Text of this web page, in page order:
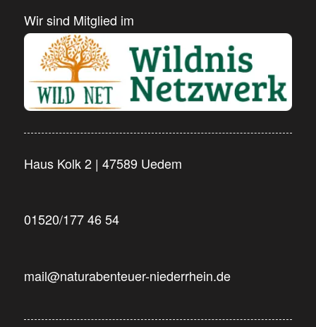
Wir sind Mitglied im
Haus Kolk 2 | 47589 Uedem
01520/177 46 54
mail@naturabenteuer-niederrhein.de